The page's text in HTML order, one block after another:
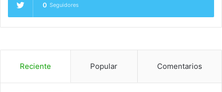
0 Seguidores
Reciente Popular Comentarios